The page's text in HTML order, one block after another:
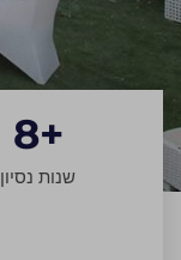
שנות נסיון
+
8